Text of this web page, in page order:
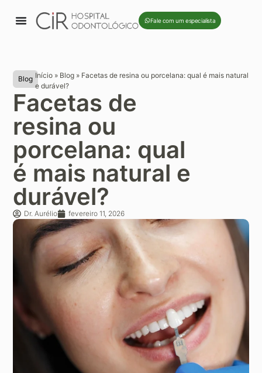
Fale com um especialista
Blog Início » Blog » Facetas de resina ou porcelana: qual é mais natural
e durável?
Facetas de
resina ou
porcelana: qual
é mais natural e
durável?
Dr. Aurélio fevereiro 11, 2026